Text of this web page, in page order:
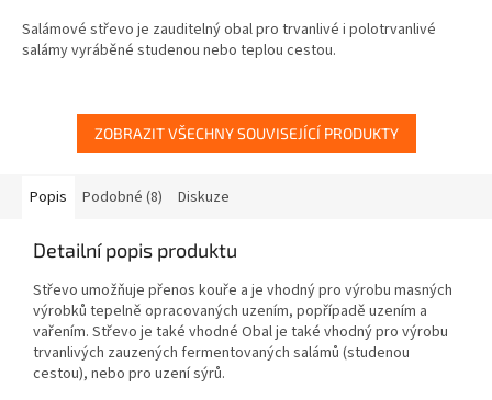
Salámové střevo je zauditelný obal pro trvanlivé i polotrvanlivé
salámy vyráběné studenou nebo teplou cestou.
ZOBRAZIT VŠECHNY SOUVISEJÍCÍ PRODUKTY
Popis Podobné (8) Diskuze
Detailní popis produktu
Střevo umožňuje přenos kouře a je vhodný pro výrobu masných
výrobků tepelně opracovaných uzením, popřípadě uzením a
vařením. Střevo je také vhodné Obal je také vhodný pro výrobu
trvanlivých zauzených fermentovaných salámů (studenou
cestou), nebo pro uzení sýrů.